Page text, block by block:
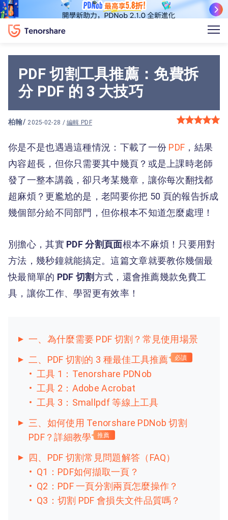
PDF 切割工具推薦：免費拆
分 PDF 的 3 大技巧
柏翰/ 2025-02-28 /編輯 PDF
你是不是也遇過這種情況：下載了一份 PDF ，結果
內容超長，但你只需要其中幾頁？或是上課時老師
發了一整本講義，卻只考某幾章，讓你每次翻找都
超麻煩？更尷尬的是，老闆要你把 50 頁的報告拆成
幾個部分給不同部門，但你根本不知道怎麼處理！
別擔心，其實 PDF 分割頁面根本不麻煩！只要用對
方法，幾秒鐘就能搞定。這篇文章就要教你幾個最
快最簡單的 PDF 切割方式，還會推薦幾款免費工
具，讓你工作、學習更有效率！
一、為什麼需要 PDF 切割？常見使用場景
二、PDF 切割的 3 種最佳工具推薦
必讀
工具 1：Tenorshare PDNob
工具 2：Adobe Acrobat
工具 3：Smallpdf 等線上工具
三、如何使用 Tenorshare PDNob 切割
PDF？詳細教學
推薦
四、PDF 切割常見問題解答（FAQ）
Q1：PDF如何擷取一頁？
Q2：PDF 一頁分割兩頁怎麼操作？
Q3：切割 PDF 會損失文件品質嗎？